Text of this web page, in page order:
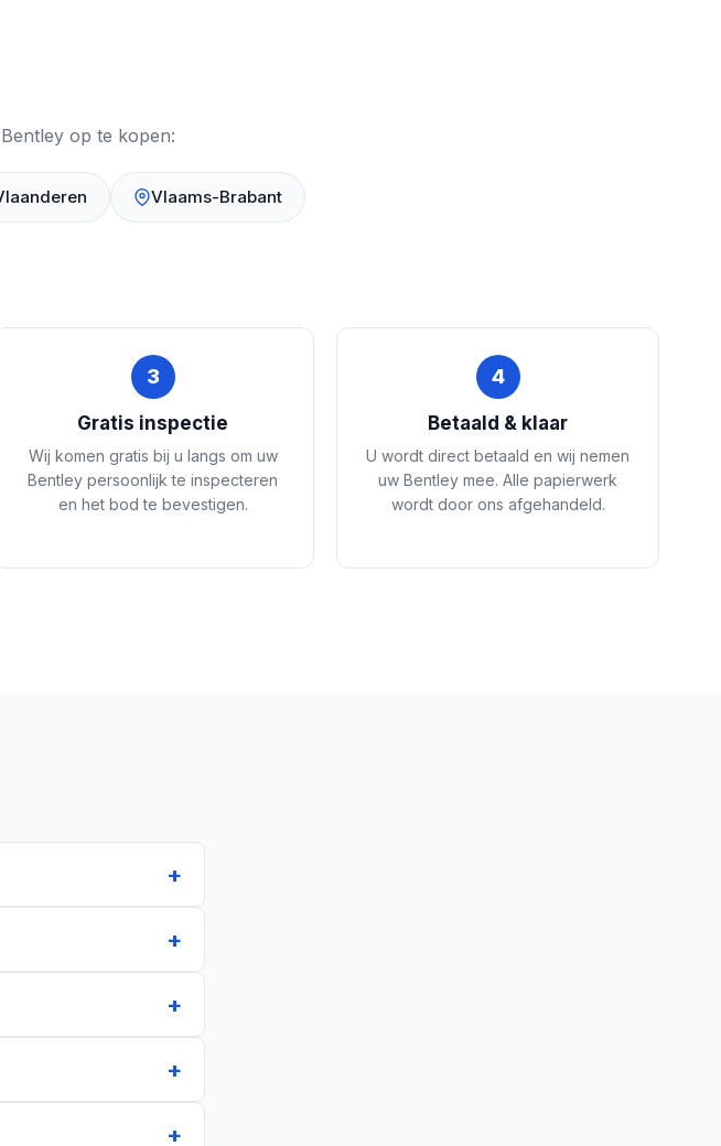
op te kopen:
Vlaams-Brabant
3
Gratis inspectie
Wij komen gratis bij u langs om uw
Bentley persoonlijk te inspecteren
en het bod te bevestigen.
4
Betaald & klaar
U wordt direct betaald en wij nemen
uw Bentley mee. Alle papierwerk
wordt door ons afgehandeld.